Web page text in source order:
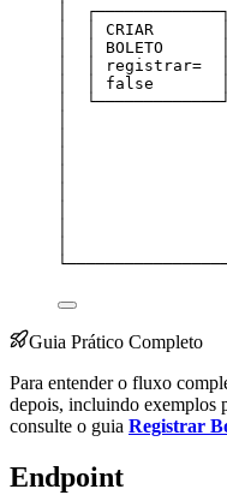
│
│  │ CRIAR
│  │ BOLETO
│  │
│  │ false
│
│
│
│
│
│
│
│
Guia Prático Completo
Para entender o fluxo
depois, incluindo exemplos
consulte o guia Registrar
Endpoint